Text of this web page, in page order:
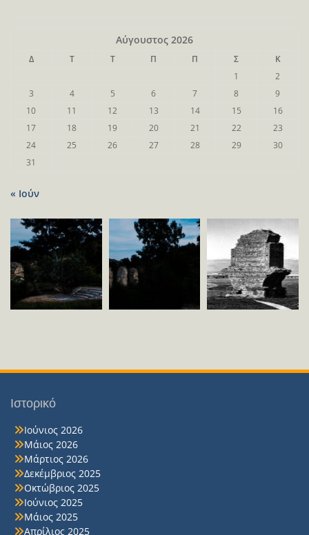
Αύγουστος 2026
Δ Τ Τ Π Π Σ
Κ
1
2
3
4 5 6 7 8
9
10
11 12 13 14 15
16
17
18 19 20 21 22
23
24
25 26 27 28 29
30
31
« Ιούν
Ιστορικό
Ιούνιος 2026
Μάιος 2026
Μάρτιος 2026
Δεκέμβριος 2025
Οκτώβριος 2025
Ιούνιος 2025
Μάιος 2025
Απρίλιος 2025